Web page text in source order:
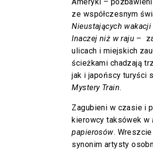
ze współczesnym
Nieustających wakacji
Inaczej niż w raju –
ulicach i miejskich
ścieżkami chadzają
jak i japońscy turyści
Mystery Train.
Zagubieni w czasie i
kierowcy taksówek w
papierosów.
synonim artysty